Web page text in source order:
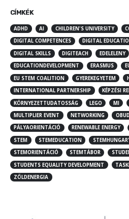
CÍMKÉK
ADHD AI CHILDREN'S UNIVERSITY
DIGITAL COMPETENCES
DIGITAL
DIGITAL SKILLS
DIGITEACH EDELELENY
EDUCATIONDEVELOPMENT
ERASMUS
EU STEM COALITION
GYEREKEGYETEM
INTERNATIONAL PARTNERSHIP
KÉPZÉSI
KÖRNYEZETTUDATOSSÁG
LEGO MI
MULTIPLIER EVENT
NETWORKING
PÁLYAORIENTÁCIÓ
RENEWABLE ENERGY
STEM
STEMEDUCATION
STEMORIENTÁCIÓ
STEMTÁBOR
STUDENTS EQUALITY DEVELOPMENT
ZÖLDENERGIA